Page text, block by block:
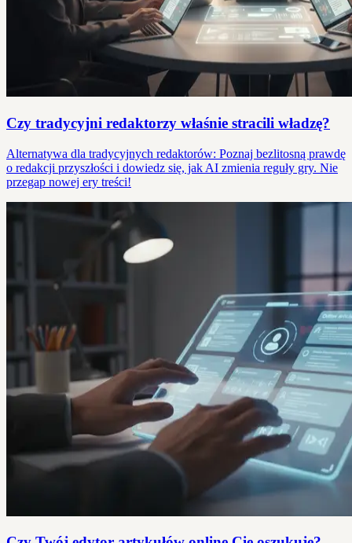
Czy tradycyjni redaktorzy właśnie stracili władzę?
Alternatywa dla tradycyjnych redaktorów: Poznaj bezlitosną prawdę
o redakcji przyszłości i dowiedz się, jak AI zmienia reguły gry. Nie
przegap nowej ery treści!